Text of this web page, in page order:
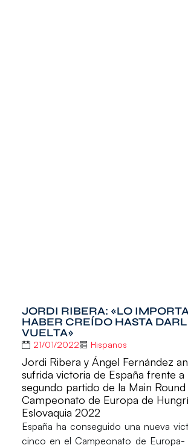
JORDI RIBERA: «LO
HABER CREÍDO HASTA
VUELTA»
21/01/2022 Hispanos
Jordi Ribera y Ángel Fernández
sufrida victoria de España frente a
segundo partido de la Main Round
Campeonato de Europa de
Eslovaquia 2022
España ha conseguido una nueva
cinco en el Campeonato de Europa-